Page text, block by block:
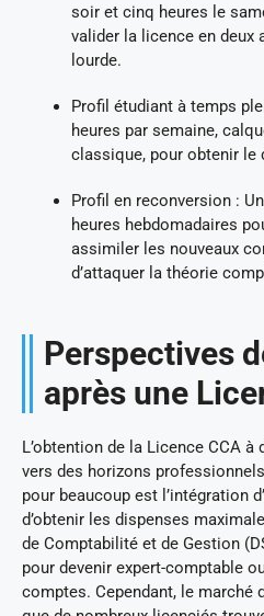
soir et cinq heures le
valider la licence en deux
lourde.
Profil étudiant à temps
heures par semaine,
classique, pour obtenir le
Profil en reconversion :
heures hebdomadaires
assimiler les nouveaux
d’attaquer la théorie
Perspectives
après une
L’obtention de la Licence CCA à
vers des horizons
pour beaucoup est l’intégration
d’obtenir les dispenses
de Comptabilité et de Gestion
pour devenir expert-comptable
comptes. Cependant, le marché